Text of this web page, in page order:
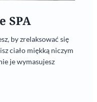
SPA
by zrelaksować się
ciało miękką niczym
je wymasujesz